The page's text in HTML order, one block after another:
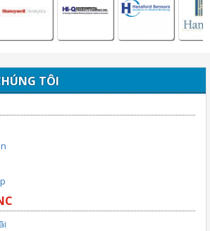
TÔI